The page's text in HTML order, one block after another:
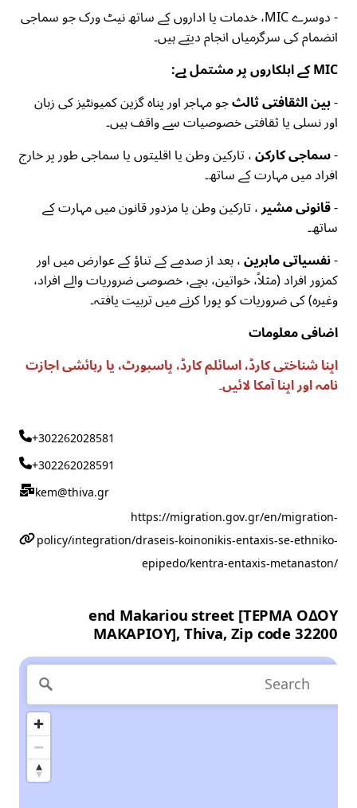
- دوسرے MIC، خدمات یا اداروں کے ساتھ نیٹ ورک جو سماجی
انضمام کی سرگرمیاں انجام دیتے ہیں۔
MIC کے اہلکاروں پر مشتمل ہے:
-بین الثقافتی ثالثجو مہاجر اور پناہ گزین کمیونٹیز کی زبان
اور نسلی یا ثقافتی خصوصیات سے واقف ہیں۔
-سماجی کارکن، تارکین وطن یا اقلیتوں یا سماجی طور پر خارج
افراد میں مہارت کے ساتھ۔
-قانونی مشیر، تارکین وطن یا مزدور قانون میں مہارت کے
ساتھ۔
-نفسیاتی ماہرین، بعد از صدمے کے تناؤ کے عوارض میں اور
کمزور افراد (مثلاً، خواتین، بچے، خصوصی ضروریات والے افراد،
وغیرہ) کی ضروریات کو پورا کرنے میں تربیت یافتہ۔
اضافی معلومات
اپنا شناختی کارڈ، اسائلم کارڈ، پاسپورٹ، یا رہائشی اجازت
نامہ اور اپنا آمکا لائیں۔
+302262028581
+302262028591
kem@thiva.gr
https://migration.gov.gr/en/migration-
policy/integration/draseis-koinonikis-entaxis-se-ethniko-
epipedo/kentra-entaxis-metanaston/
end Makariou street [ΤΕΡΜΑ ΟΔΟΥ
ΜΑΚΑΡΙΟΥ], Thiva, Zip code 32200